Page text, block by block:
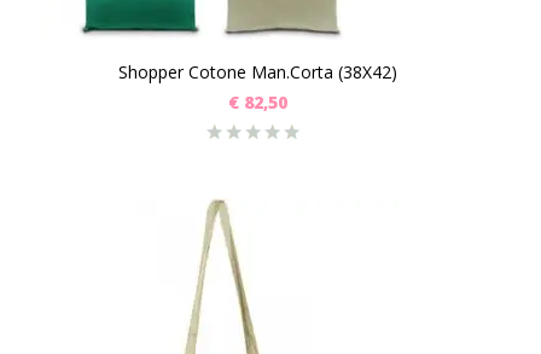
Shopper Cotone Man.Corta (38X42)
€ 82,50